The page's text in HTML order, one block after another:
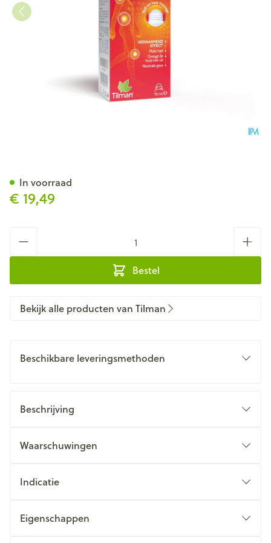
€ 19,49
Bestel
In voorraad
Bekijk alle producten van Tilman
Beschikbare leveringsmethoden
Beschrijving
Waarschuwingen
Indicatie
Eigenschappen